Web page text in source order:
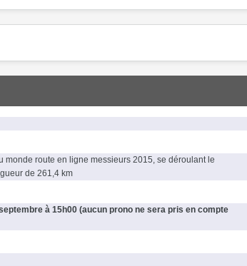
monde route en ligne messieurs 2015, se déroulant le
de 261,4 km
à 15h00 (aucun prono ne sera pris en compte